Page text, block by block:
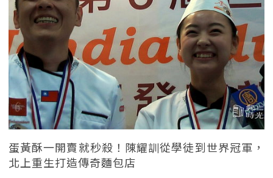
蛋黃酥一開賣就秒殺！陳耀訓從學徒到世界冠軍，
北上重生打造傳奇麵包店